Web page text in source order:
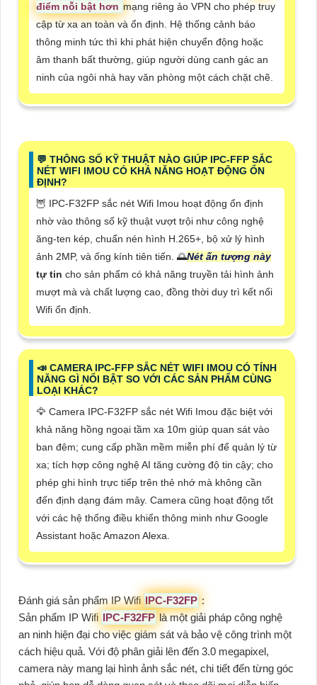
điểm nỗi bật hơn mạng riêng ảo VPN cho phép truy
cập từ xa an toàn và ổn định. Hệ thống cảnh báo
thông minh tức thì khi phát hiện chuyển động hoặc
âm thanh bất thường, giúp người dùng canh gác an
ninh của ngôi nhà hay văn phòng một cách chặt chẽ.
️💬 THÔNG SỐ KỸ THUẬT NÀO GIÚP IPC-FFP SẮC
NÉT WIFI IMOU CÓ KHẢ NĂNG HOẠT ĐỘNG ỔN
ĐỊNH?
🦉 IPC-F32FP sắc nét Wifi Imou hoạt động ổn định
nhờ vào thông số kỹ thuật vượt trội như công nghệ
ăng-ten kép, chuẩn nén hình H.265+, bộ xử lý hình
ảnh 2MP, và ống kính tiên tiến. 🌅Nét ấn tượng này
tự tin cho sản phẩm có khả năng truyền tải hình ảnh
mượt mà và chất lượng cao, đồng thời duy trì kết nối
Wifi ổn định.
📣 CAMERA IPC-FFP SẮC NÉT WIFI IMOU CÓ TÍNH
NĂNG GÌ NỔI BẬT SO VỚI CÁC SẢN PHẨM CÙNG
LOẠI KHÁC?
🦅 Camera IPC-F32FP sắc nét Wifi Imou đặc biệt với
khả năng hồng ngoại tầm xa 10m giúp quan sát vào
ban đêm; cung cấp phần mềm miễn phí để quản lý từ
xa; tích hợp công nghệ AI tăng cường độ tin cậy; cho
phép ghi hình trực tiếp trên thẻ nhớ mà không cần
đến định dạng đám mây. Camera cũng hoạt động tốt
với các hệ thống điều khiển thông minh như Google
Assistant hoặc Amazon Alexa.
Đánh giá sản phẩm IP WifiIPC-F32FP :
Sản phẩm IP Wifi IPC-F32FPlà một giải pháp công nghệ
an ninh hiện đại cho việc giám sát và bảo vệ công trình một
cách hiệu quả. Với độ phân giải lên đến 3.0 megapixel,
camera này mang lại hình ảnh sắc nét, chi tiết đến từng góc